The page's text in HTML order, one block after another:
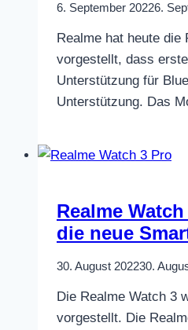
6. September 20226.
Realme hat heute die
vorgestellt, dass
Unterstützung für
Unterstützung. Das
Realme
die neue
30. August 202230.
Die Realme Watch 3
vorgestellt. Die